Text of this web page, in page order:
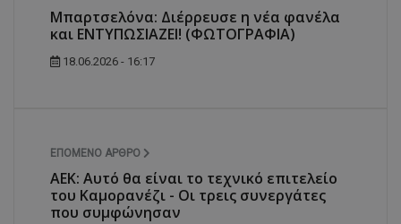
Μπαρτσελόνα: Διέρρευσε η νέα φανέλα
και ΕΝΤΥΠΩΣΙΑΖΕΙ! (ΦΩΤΟΓΡΑΦΙΑ)
18.06.2026 - 16:17
ΕΠΌΜΕΝΟ ΆΡΘΡΟ
ΑΕΚ: Αυτό θα είναι το τεχνικό επιτελείο
του Καμορανέζι - Οι τρεις συνεργάτες
που συμφώνησαν